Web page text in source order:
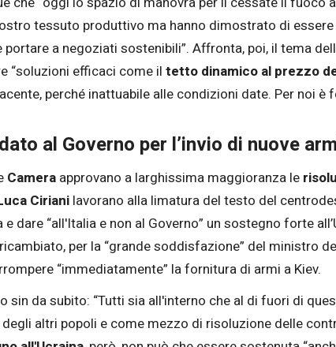
tessuto produttivo ma hanno dimostrato di
a negoziati sostenibili”. Affronta, poi, il tema
“soluzioni efficaci come iltetto dinamico al prezzo
perché inattuabile alle condizioni date. Per noi è
al Governo per l’invio di nuove
Camera approvano a larghissima maggioranza le
Cirianilavorano alla limatura del testo del
dare “all'Italia e non al Governo” un sostegno forte
per la “grande soddisfazione” del ministro
“immediatamente” la fornitura di armi a Kiev.
sin da subito: “Tutti sia all'interno che al di fuori di
altri popoli e come mezzo di risoluzione delle